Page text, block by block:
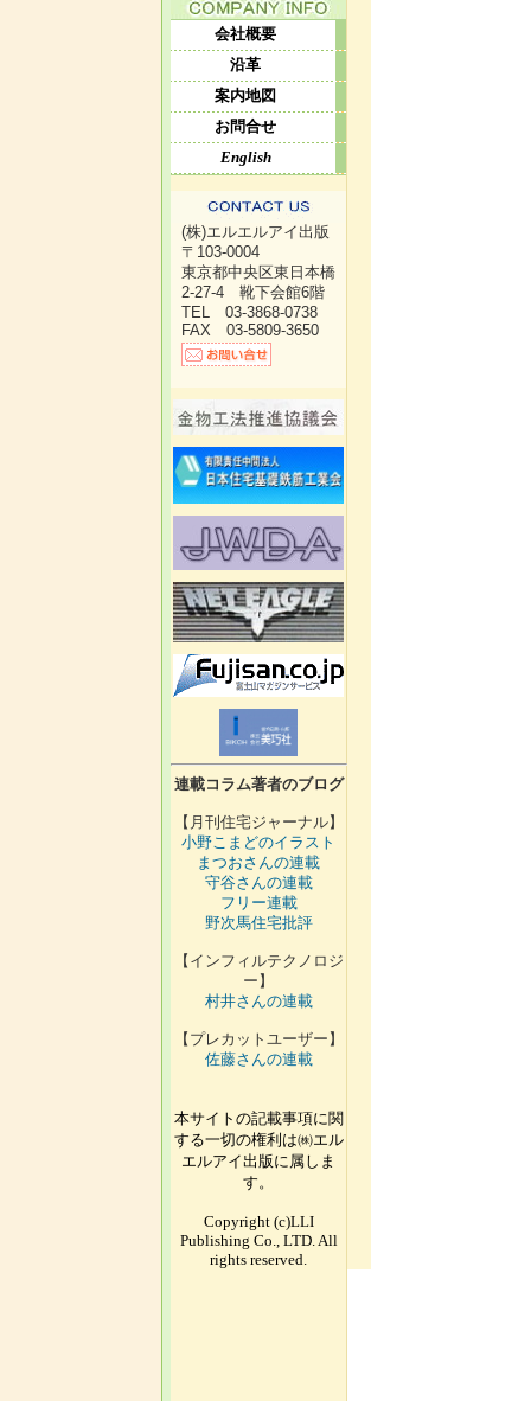
会社概要
沿革
案内地図
お問合せ
English
(株)エルエルアイ出版
〒103-0004
東京都中央区東日本橋
2-27-4 靴下会館6階
TEL 03-3868-0738
FAX 03-5809-3650
連載コラム著者のブログ
【月刊住宅ジャーナル】
小野こまどのイラスト
まつおさんの連載
守谷さんの連載
フリー連載
野次馬住宅批評
【インフィルテクノロジ
ー】
村井さんの連載
【プレカットユーザー】
佐藤さんの連載
本サイトの記載事項に関
する一切の権利は㈱エル
エルアイ出版に属しま
す。
Copyright (c)LLI
Publishing Co., LTD. All
rights reserved.